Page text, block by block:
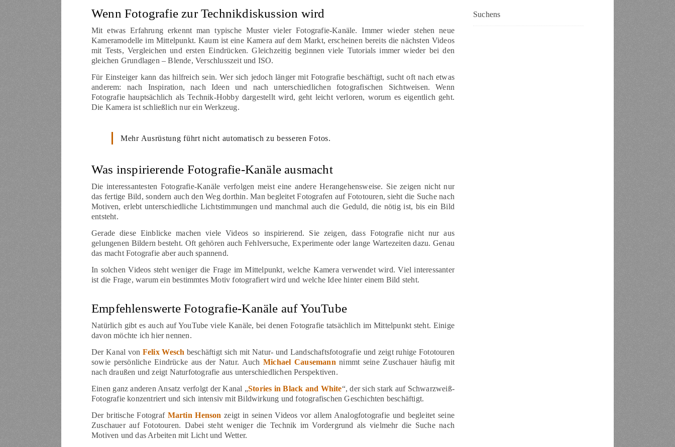
Wenn Fotografie zur Technikdiskussion wird
Mit etwas Erfahrung erkennt man typische Muster vieler Fotografie-Kanäle. Immer wieder stehen neue
Kameramodelle im Mittelpunkt. Kaum ist eine Kamera auf dem Markt, erscheinen bereits die nächsten Videos
mit Tests, Vergleichen und ersten Eindrücken. Gleichzeitig beginnen viele Tutorials immer wieder bei den
gleichen Grundlagen – Blende, Verschlusszeit und ISO.
Für Einsteiger kann das hilfreich sein. Wer sich jedoch länger mit Fotografie beschäftigt, sucht oft nach etwas
anderem: nach Inspiration, nach Ideen und nach unterschiedlichen fotografischen Sichtweisen. Wenn
Fotografie hauptsächlich als Technik-Hobby dargestellt wird, geht leicht verloren, worum es eigentlich geht.
Die Kamera ist schließlich nur ein Werkzeug.
Mehr Ausrüstung führt nicht automatisch zu besseren Fotos.
Was inspirierende Fotografie-Kanäle ausmacht
Die interessantesten Fotografie-Kanäle verfolgen meist eine andere Herangehensweise. Sie zeigen nicht nur
das fertige Bild, sondern auch den Weg dorthin. Man begleitet Fotografen auf Fototouren, sieht die Suche nach
Motiven, erlebt unterschiedliche Lichtstimmungen und manchmal auch die Geduld, die nötig ist, bis ein Bild
entsteht.
Gerade diese Einblicke machen viele Videos so inspirierend. Sie zeigen, dass Fotografie nicht nur aus
gelungenen Bildern besteht. Oft gehören auch Fehlversuche, Experimente oder lange Wartezeiten dazu. Genau
das macht Fotografie aber auch spannend.
In solchen Videos steht weniger die Frage im Mittelpunkt, welche Kamera verwendet wird. Viel interessanter
ist die Frage, warum ein bestimmtes Motiv fotografiert wird und welche Idee hinter einem Bild steht.
Empfehlenswerte Fotografie-Kanäle auf YouTube
Natürlich gibt es auch auf YouTube viele Kanäle, bei denen Fotografie tatsächlich im Mittelpunkt steht. Einige
davon möchte ich hier nennen.
Der Kanal von Felix Wesch beschäftigt sich mit Natur- und Landschaftsfotografie und zeigt ruhige Fototouren
sowie persönliche Eindrücke aus der Natur. Auch Michael Causemann nimmt seine Zuschauer häufig mit
nach draußen und zeigt Naturfotografie aus unterschiedlichen Perspektiven.
Einen ganz anderen Ansatz verfolgt der Kanal „Stories in Black and White“, der sich stark auf Schwarzweiß-
Fotografie konzentriert und sich intensiv mit Bildwirkung und fotografischen Geschichten beschäftigt.
Der britische Fotograf Martin Henson zeigt in seinen Videos vor allem Analogfotografie und begleitet seine
Zuschauer auf Fototouren. Dabei steht weniger die Technik im Vordergrund als vielmehr die Suche nach
Motiven und das Arbeiten mit Licht und Wetter.
Suchens